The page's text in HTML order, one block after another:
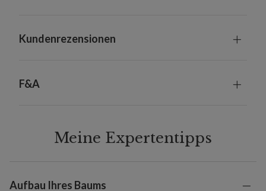
Kundenrezensionen
F&A
Meine Expertentipps
Aufbau Ihres Baums